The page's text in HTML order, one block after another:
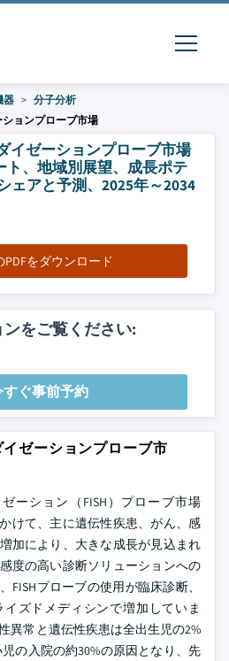
器
分子分析
ョンプローブ市場
イゼーションプローブ市場
ト、地域別展望、成長ポテ
ェアと予測、2025年～2034
PDFをダウンロード
をご覧ください:
すぐ事前予約
ゼーションプローブ市
ーション（FISH）プローブ市場
けて、主に遺伝性疾患、がん、感
加により、大きな成長が見込まれ
度の高い診断ソリューションへの
FISHプローブの使用が臨床診断、
ズドメディシンで増加していま
異常と遺伝性疾患は全出生児の2%
の入院の約30%の原因となり、先